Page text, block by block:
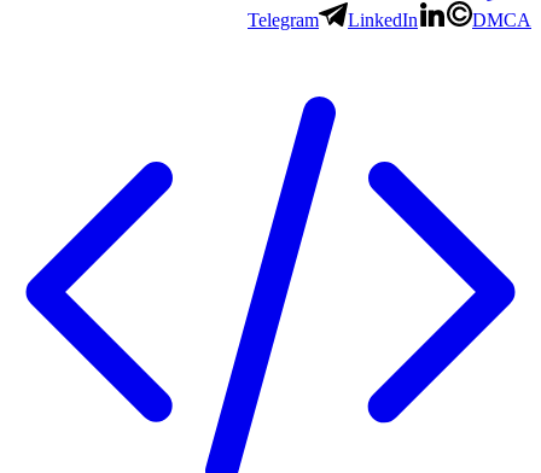
Telegram
LinkedIn DMCA